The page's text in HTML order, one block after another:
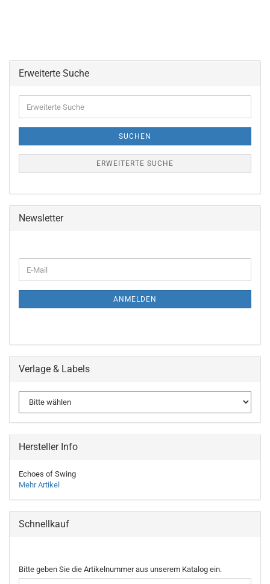
Erweiterte Suche
Suche
SUCHEN
ERWEITERTE SUCHE
Newsletter
ZUR
E-
Mail
ANMELDEN
Verlage & Labels
Hersteller Info
Echoes of Swing
Mehr Artikel
Schnellkauf
BITTE
GEBEN
Bitte geben Sie die Artikelnummer aus unserem Katalog ein.